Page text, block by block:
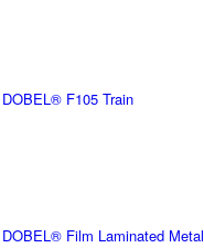
DOBEL® F105 Train
DOBEL® Film Laminated Metal